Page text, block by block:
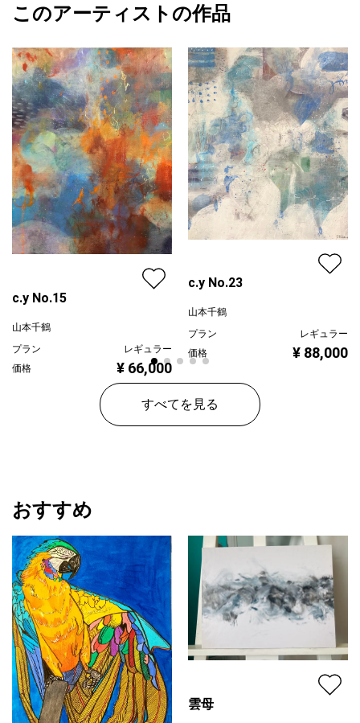
カラー
その他カラー
ジャンル
抽象画
配送目安
二週間以内
山本千鶴
このアーティストの作品
c.y No.15
山本千鶴
プラン
レギュラー
価格
¥ 66,000
c.y No.23
山本千鶴
プラン
レギュラー
価格
¥ 88,000
すべてを見る
おすすめ
雲母